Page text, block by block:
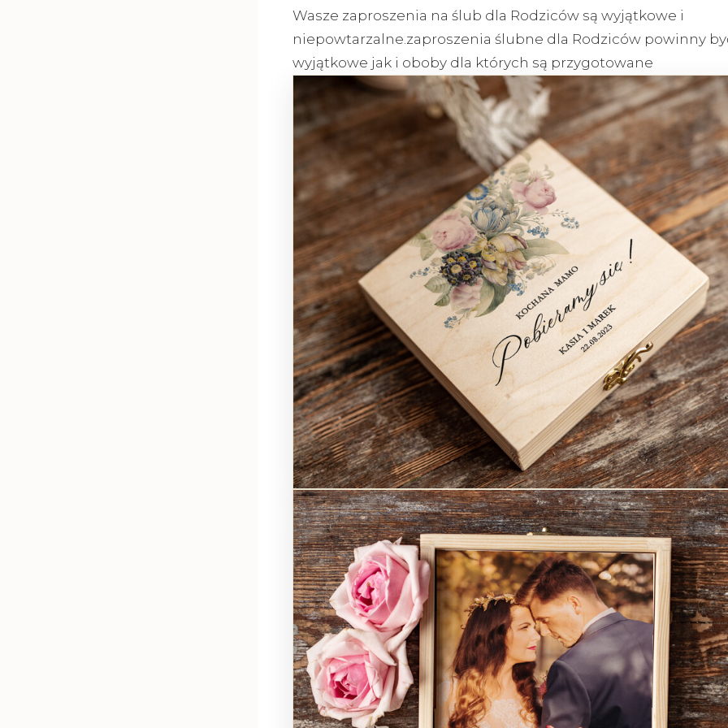
Wasze zaproszenia na ślub dla Rodziców są wyjątkowe i
niepowtarzalne.zaproszenia ślubne dla Rodziców powinny
wyjątkowe jak i oboby dla których są przygotowane